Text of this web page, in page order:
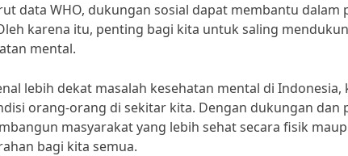
data WHO, dukungan sosial dapat membantu dalam
karena itu, penting bagi kita untuk saling
mental.
lebih dekat masalah kesehatan mental di
orang-orang di sekitar kita. Dengan dukungan dan
masyarakat yang lebih sehat secara fisik
bagi kita semua.